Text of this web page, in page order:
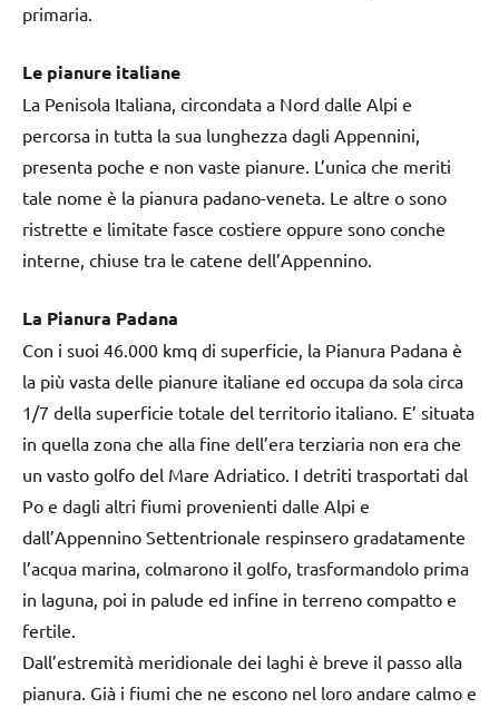
primaria.
Le pianure italiane
La Penisola Italiana, circondata a Nord dalle Alpi e
percorsa in tutta la sua lunghezza dagli Appennini,
presenta poche e non vaste pianure. L’unica che meriti
tale nome è la pianura padano-veneta. Le altre o sono
ristrette e limitate fasce costiere oppure sono conche
interne, chiuse tra le catene dell’Appennino.
La Pianura Padana
Con i suoi 46.000 kmq di superficie, la Pianura Padana è
la più vasta delle pianure italiane ed occupa da sola circa
1/7 della superficie totale del territorio italiano. E’ situata
in quella zona che alla fine dell’era terziaria non era che
un vasto golfo del Mare Adriatico. I detriti trasportati dal
Po e dagli altri fiumi provenienti dalle Alpi e
dall’Appennino Settentrionale respinsero gradatamente
l’acqua marina, colmarono il golfo, trasformandolo prima
in laguna, poi in palude ed infine in terreno compatto e
fertile.
Dall’estremità meridionale dei laghi è breve il passo alla
pianura. Già i fiumi che ne escono nel loro andare calmo e